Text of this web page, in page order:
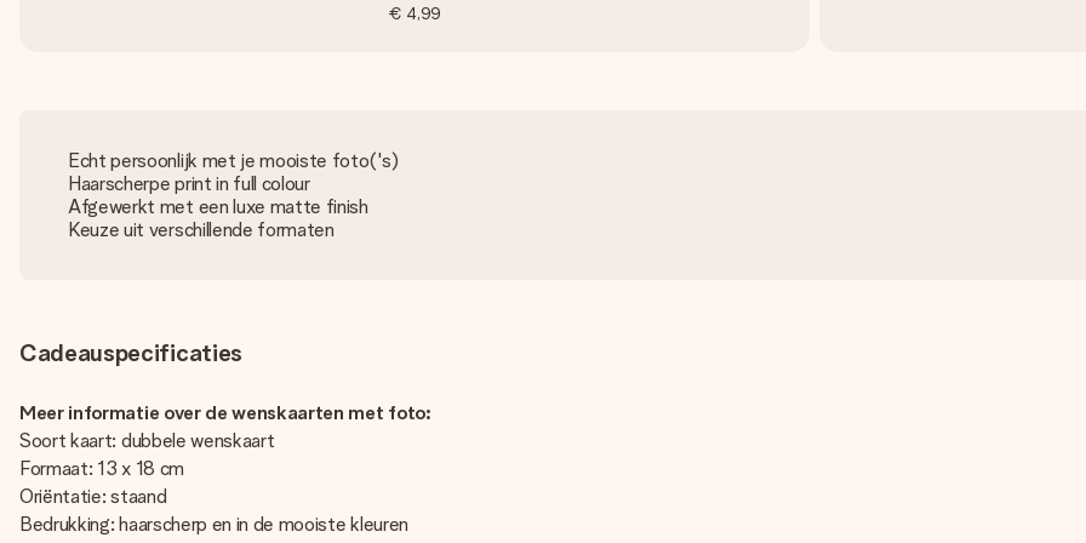
€ 4,99
Echt persoonlijk met je mooiste foto('s)
Haarscherpe print in full colour
Afgewerkt met een luxe matte finish
Keuze uit verschillende formaten
Cadeauspecificaties
Meer informatie over de wenskaarten met foto:
Soort kaart: dubbele wenskaart
Formaat: 13 x 18 cm
Oriëntatie: staand
Bedrukking: haarscherp en in de mooiste kleuren